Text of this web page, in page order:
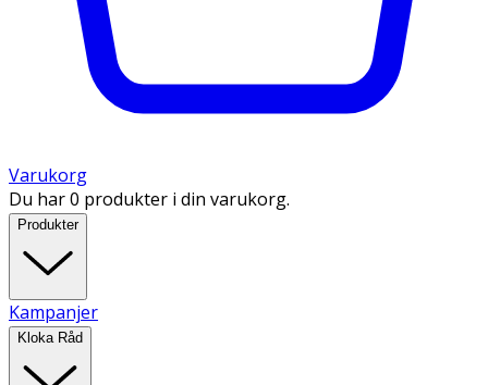
Varukorg
Du har 0 produkter i din varukorg.
Produkter
Kampanjer
Kloka Råd